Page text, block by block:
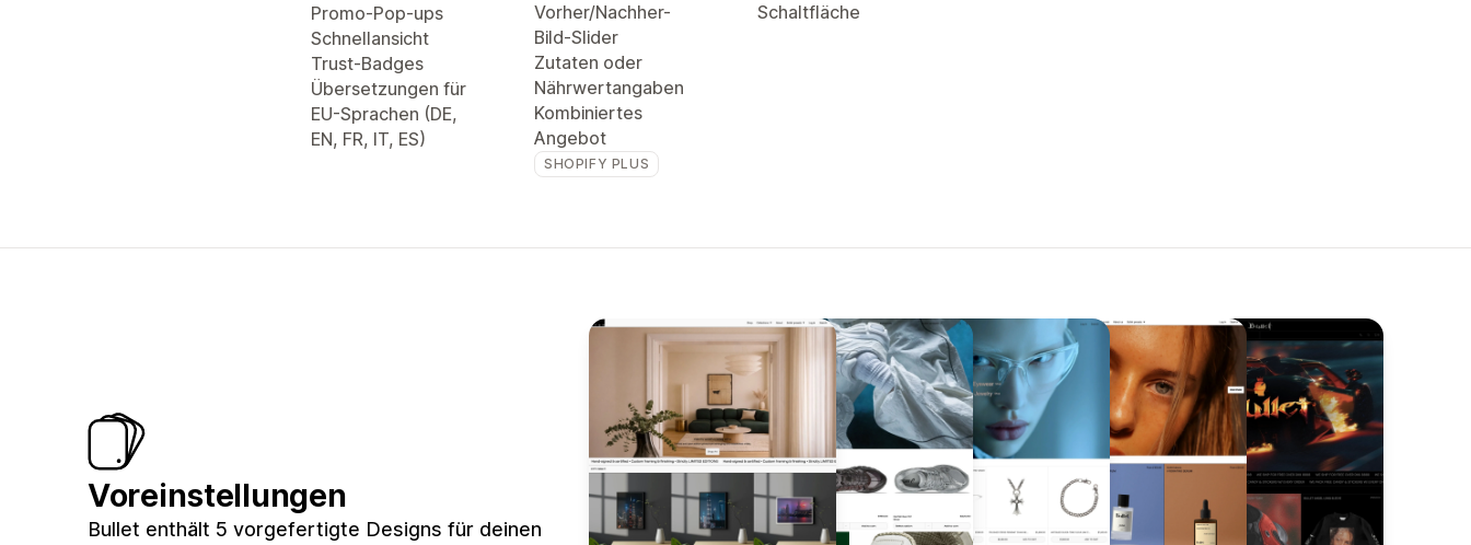
Promo-Pop-ups
Schnellansicht
Trust-Badges
Übersetzungen für
EU-Sprachen (DE,
EN, FR, IT, ES)
Vorher/Nachher-
Bild-Slider
Zutaten oder
Nährwertangaben
Kombiniertes
Angebot
SHOPIFY PLUS
Schaltfläche
Voreinstellungen
Bullet enthält 5 vorgefertigte Designs für deinen